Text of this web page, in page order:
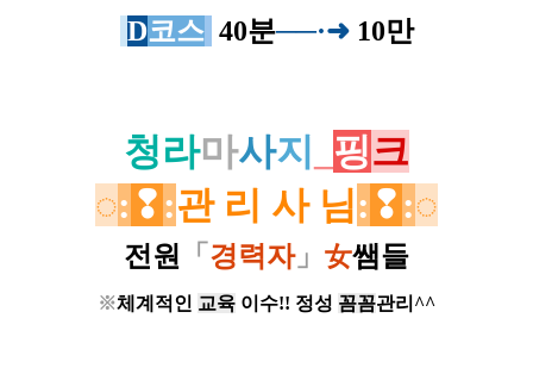
D코스 40분──·➜ 10만
청라마사지 핑크
◌: ❢:관 리 사 님: ❢:◌
전원 「 경력자」 女쌤들
※체계적인 교육 이수!! 정성 꼼꼼관리^^